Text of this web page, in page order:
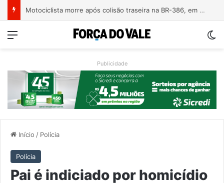
Motociclista morre após colisão traseira na BR-386, em Triunfo
Menu
Publicidade
Início / Polícia
Polícia
Pai é indiciado por homicídio